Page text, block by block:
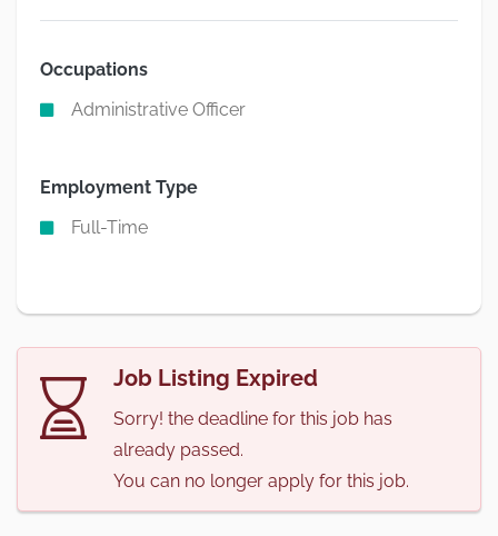
Occupations
Administrative Officer
Employment Type
Full-Time
Job Listing Expired
Sorry! the deadline for this job has
already passed.
You can no longer apply for this job.